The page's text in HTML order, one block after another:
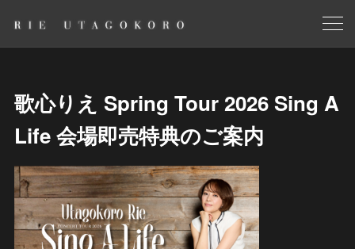
歌心りえ Spring Tour 2026 Sing A
Life 会場即売特典のご案内